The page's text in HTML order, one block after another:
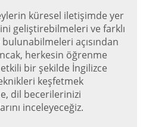
küresel iletişimde yer
geliştirebilmeleri ve farklı
açısından
herkesin öğrenme
bir şekilde İngilizce
keşfetmek
dil becerilerinizi
inceleyeceğiz.